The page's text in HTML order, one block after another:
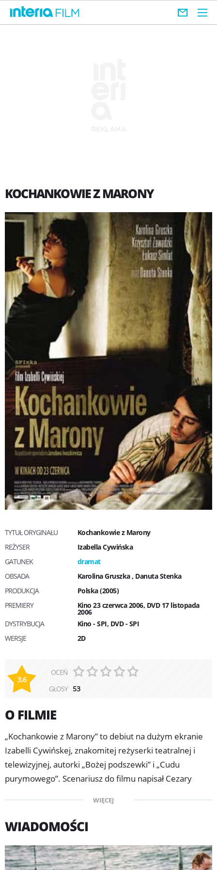
KOCHANKOWIE Z MARONY
TYTUŁ ORYGINAŁU
Kochankowie z Marony
REŻYSER
Izabella Cywińska
GATUNEK
dramat
OBSADA
Karolina Gruszka, Danuta Stenka
PRODUKCJA
Polska (2005)
PREMIERY
Kino 23 czerwca 2006, DVD 17 listopada
2006
DYSTRYBUCJA
Kino - SPI, DVD - SPI
WERSJE
2D
3,6
OCEŃ
GŁOSY 53
O FILMIE
„Kochankowie z Marony” to debiut na dużym ekranie
Izabelli Cywińskej, znakomitej reżyserki teatralnej i
telewizyjnej, autorki „Bożej podszewki” i „Cudu
purymowego”. Scenariusz do filmu napisał Cezary
pokażę!”), autorem muzyki jest Jerzy Satanowski.
Karolina Gruszka za rolę w tym filmie została na
ostatnim festiwalu filmów w Gdyni uhonorowana
Nagrodą w kategorii Najlepsza Pierwszoplanowa Rola
Kobieca. Film „Kochankowie z Marony” jest ekranizacją
WIĘCEJ
WIADOMOŚCI